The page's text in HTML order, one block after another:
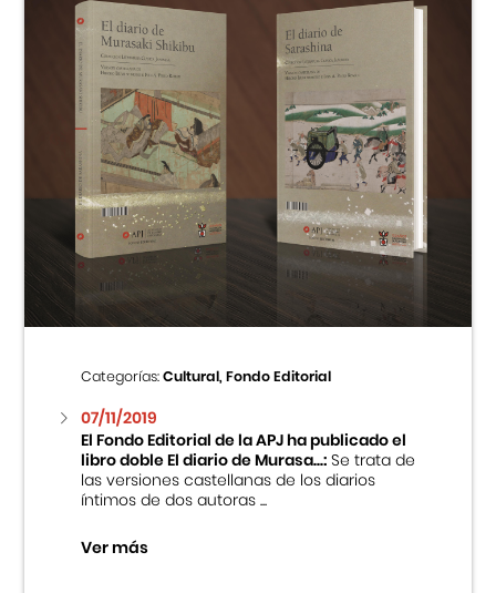
Categorías:Cultural, Fondo Editorial
07/11/2019
El Fondo Editorial de la APJ ha publicado el
libro doble El diario de Murasa...:Se trata de
las versiones castellanas de los diarios
íntimos de dos autoras ...
Ver más